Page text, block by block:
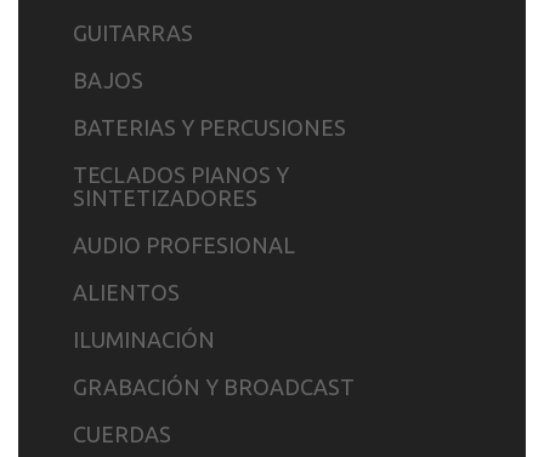
GUITARRAS
BAJOS
BATERIAS Y PERCUSIONES
TECLADOS PIANOS Y
SINTETIZADORES
AUDIO PROFESIONAL
ALIENTOS
ILUMINACIÓN
GRABACIÓN Y BROADCAST
CUERDAS